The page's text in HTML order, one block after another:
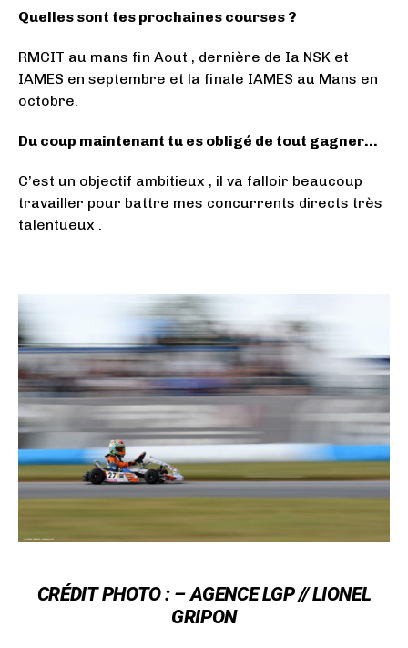
Quelles sont tes prochaines courses ?
RMCIT au mans fin Aout , dernière de Ia NSK et
IAMES en septembre et la finale IAMES au Mans en
octobre.
Du coup maintenant tu es obligé de tout gagner…
C’est un objectif ambitieux , il va falloir beaucoup
travailler pour battre mes concurrents directs très
talentueux .
CRÉDITPHOTO : –AGENCE LGP // LIONEL
GRIPON